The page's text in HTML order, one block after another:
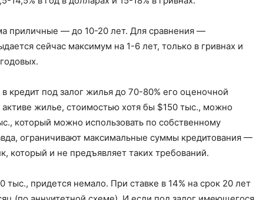
приличные — до 10-20 лет. Для сравнения —
сейчас максимум на 1-6 лет, только в гривнах и
кредит под залог жилья до 70-80% его оценочной
жилье, стоимостью хотя бы $150 тыс., можно
который можно использовать по собственному
ограничивают максимальные суммы кредитования —
который и не предъявляет таких требований.
тыс., придется немало. При ставке в 14% на срок 20 лет